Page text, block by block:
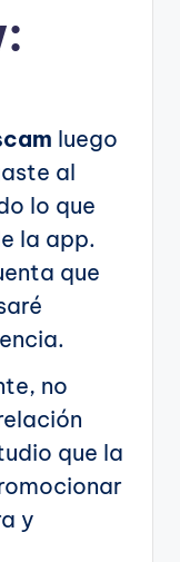
luego
al
lo que
la app.
que
no
que la
y